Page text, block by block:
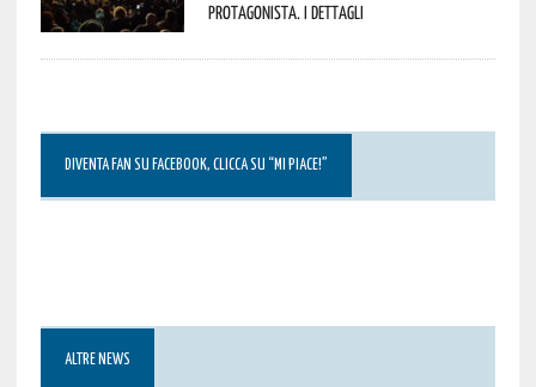
protagonista. I dettagli
DIVENTA FAN SU FACEBOOK, CLICCA SU “MI PIACE!”
ALTRE NEWS